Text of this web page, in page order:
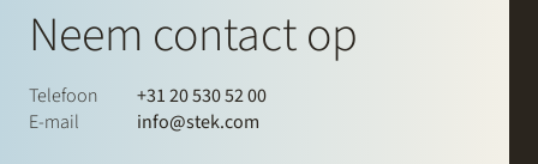
Neem contact op
Telefoon
+31 20 530 52 00
E-mail
info@stek.com